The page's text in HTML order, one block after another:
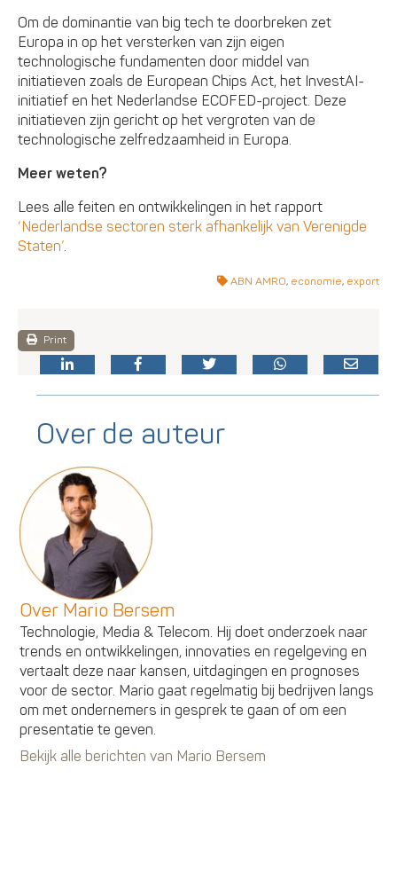
Om de dominantie van big tech te doorbreken zet
Europa in op het versterken van zijn eigen
technologische fundamenten door middel van
initiatieven zoals de European Chips Act, het InvestAI-
initiatief en het Nederlandse ECOFED-project. Deze
initiatieven zijn gericht op het vergroten van de
technologische zelfredzaamheid in Europa.
Meer weten?
Lees alle feiten en ontwikkelingen in het rapport
‘Nederlandse sectoren sterk afhankelijk van Verenigde
Staten’.
ABN AMRO, economie, export
Print
Over de auteur
Over Mario Bersem
Technologie, Media & Telecom. Hij doet onderzoek naar
trends en ontwikkelingen, innovaties en regelgeving en
vertaalt deze naar kansen, uitdagingen en prognoses
voor de sector. Mario gaat regelmatig bij bedrijven langs
om met ondernemers in gesprek te gaan of om een
presentatie te geven.
Bekijk alle berichten van Mario Bersem